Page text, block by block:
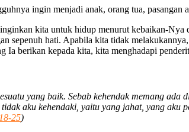
ingin menjadi anak, orang tua, pasangan
kita untuk hidup menurut kebaikan-Nya
sepenuh hati. Apabila kita tidak
berikan kepada kita, kita menghadapi
yang baik. Sebab kehendak memang
aku kehendaki, yaitu yang jahat, yang
25)